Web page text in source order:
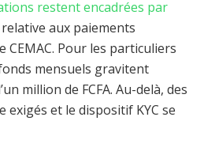
restent encadrées par
relative aux paiements
Pour les particuliers
mensuels gravitent
million de FCFA. Au-delà, des
et le dispositif KYC se